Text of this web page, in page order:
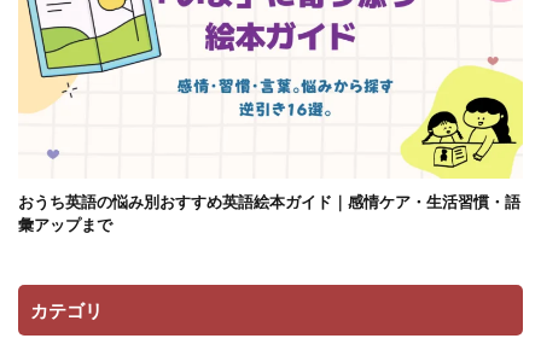
おうち英語の悩み別おすすめ英語絵本ガイド｜感情ケア・生活習慣・語
彙アップまで
カテゴリ